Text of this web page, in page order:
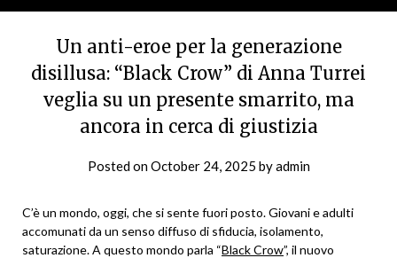
Un anti-eroe per la generazione
disillusa: “Black Crow” di Anna Turrei
veglia su un presente smarrito, ma
ancora in cerca di giustizia
Posted onOctober 24, 2025 byadmin
C’è un mondo, oggi, che si sente fuori posto. Giovani e adulti
accomunati da un senso diffuso di sfiducia, isolamento,
saturazione. A questo mondo parla “Black Crow”, il nuovo